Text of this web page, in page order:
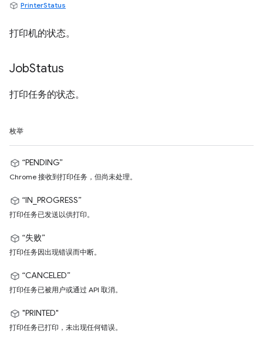
PrinterStatus
打印机的状态。
JobStatus
打印任务的状态。
枚举
“PENDING”
Chrome 接收到打印任务，但尚未处理。
“IN_PROGRESS”
打印任务已发送以供打印。
“失败”
打印任务因出现错误而中断。
“CANCELED”
打印任务已被用户或通过 API 取消。
"PRINTED"
打印任务已打印，未出现任何错误。